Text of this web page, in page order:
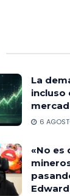
La
incluso
6
«No es